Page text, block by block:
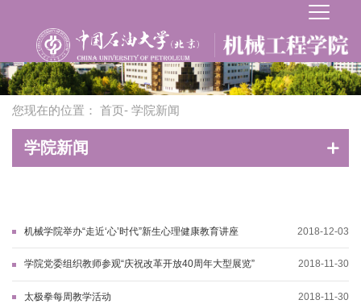
您现在的位置： 首页- 学院新闻
学院新闻
机械学院举办“走近‘心’时代”新生心理健康教育讲座 2018-12-03
学院党委组织教师参观“庆祝改革开放40周年大型展览” 2018-11-30
太极拳每周教学活动 2018-11-30